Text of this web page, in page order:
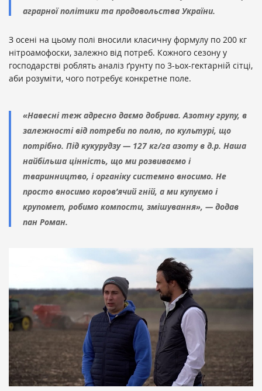
аграрної політики та продовольства України.
З осені на цьому полі вносили класичну формулу по 200 кг
нітроамофоски, залежно від потреб. Кожного сезону у
господарстві роблять аналіз ґрунту по 3-ьох-гектарній сітці,
аби розуміти, чого потребує конкретне поле.
«Навесні теж адресно даємо добрива. Азотну групу, в
залежності від потреби по полю, по культурі, що
потрібно. Під кукурудзу — 127 кг/га азоту в д.р. Наша
найбільша цінність, що ми розвиваємо і
тваринництво, і органіку системно вносимо. Не
просто вносимо коров’ячий гній, а ми купуємо і
крупомет, робимо компости, змішування», — додав
пан Роман.